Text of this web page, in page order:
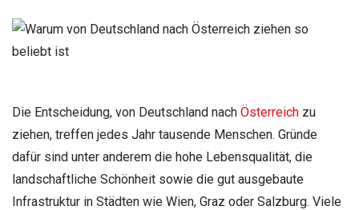
Die Entscheidung, von Deutschland nach Österreich zu
ziehen, treffen jedes Jahr tausende Menschen. Gründe
dafür sind unter anderem die hohe Lebensqualität, die
landschaftliche Schönheit sowie die gut ausgebaute
Infrastruktur in Städten wie Wien, Graz oder Salzburg. Viele